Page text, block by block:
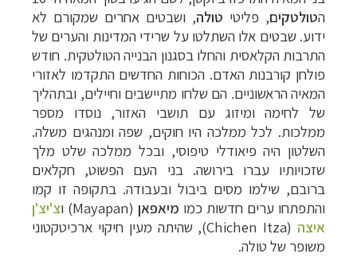
הטולטקים, פליטי טולה, ושבטים אחרים שמקורם לא
ידוע. שבטים אלו השתלטו על שרידי המדינות והערים של
התרבות הקלאסית והחלו בסגנון הבנייה הטולטקית. חודש
פולחן קורבנות האדם. הכוחות החדשים התקדמו לאזורי
המאיה הראשוניים. הם שלחו מתיישבים וחיילים, ובתהליך
של לחימה ומיזוג עם תושבי האזור, נוסדו מספר
ממלכות. לכל ממלכה היו חוקים, שפה ומנהגים משלה.
השלטון היה פיאודלי טיפוסי, ובכל ממלכה שלט מלך
שזכויותיו עברו בירושה. בני העם הפשוט, חקלאים
ברובם, שילמו מסים ביבול ובעבודה. בתקופה זו קמו
והתפתחו ערים חדשות כמו מיאפאן (
Mayapan) וצ'יצ'ן
איצה (
Chichen Itza), שהיתה מעין חיקוי ארכיטקטוני
משופר של טולה.